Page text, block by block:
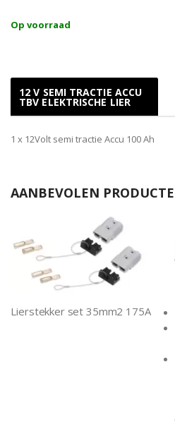
Op voorraad
12 V SEMI TRACTIE ACCU
TBV ELEKTRISCHE LIER
1 x 12Volt semi tractie Accu 100 Ah
AANBEVOLEN
Lierstekker set 35mm2 175A